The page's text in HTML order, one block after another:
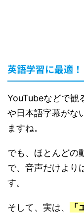
英語学習に最適！
YouTubeなどで観
や日本語字幕がな
ますね。
でも、ほとんどの
で、音声だけより
す。
そして、実は、